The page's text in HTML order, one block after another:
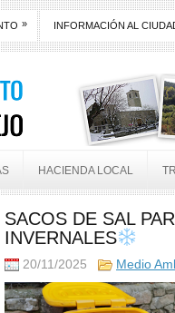
» INFORMACIÓN AL
HACIENDA LOCAL
SACOS DE SAL
INVERNALES
20/11/2025 Medio